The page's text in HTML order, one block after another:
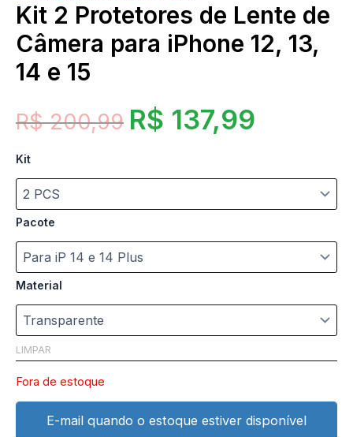
Kit 2 Protetores de Lente de
Câmera para iPhone 12, 13,
14 e 15
R$200,99 R$ 137,99
Kit
Pacote
Material
LIMPAR
Fora de estoque
E-mail quando o estoque estiver disponível